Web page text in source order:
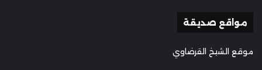
مواقع صديقة
موقع الشيخ القرضاوي